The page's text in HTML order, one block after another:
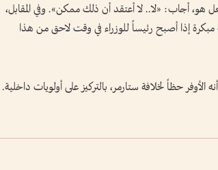
هو، أجاب: «لا.. لا أعتقد أن ذلك ممكن». وفي المقابل،
مبكرة إذا أصبح رئيساً للوزراء في وقت لاحق من هذا
الأوفر حظاً لخلافة ستارمر، بالتركيز على أولويات داخلية.